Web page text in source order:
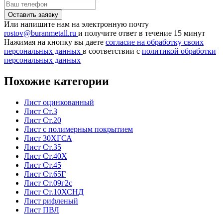
Или напишите нам на электронную почту
rostov@buranmetall.ru и получите ответ в течение 15 минут
Нажимая на кнопку вы даете согласие на обработку своих
персональных данных в соответствии с политикой обработки
персональных данных
Похожие категории
Лист оцинкованный
Лист Ст.3
Лист Ст.20
Лист с полимерным покрытием
Лист 30ХГСА
Лист Ст.35
Лист Ст.40Х
Лист Ст.45
Лист Ст.65Г
Лист Ст.09г2с
Лист Ст.10ХСНД
Лист рифленый
Лист ПВЛ